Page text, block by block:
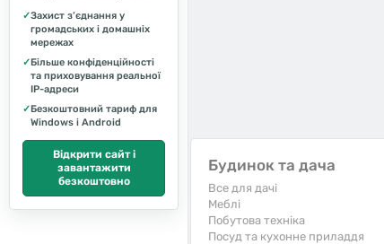
✓Захист з’єднання у
громадських і домашніх
мережах
✓Більше конфіденційності
та приховування реальної
IP-адреси
✓Безкоштовний тариф для
Windows і Android
Відкрити сайт і
завантажити
безкоштовно
Будинок та дача
Все для дачі
Меблі
Побутова техніка
Посуд та кухонне приладдя